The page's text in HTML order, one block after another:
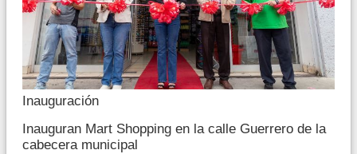
Inauguración
Inauguran Mart Shopping en la calle Guerrero de la
cabecera municipal